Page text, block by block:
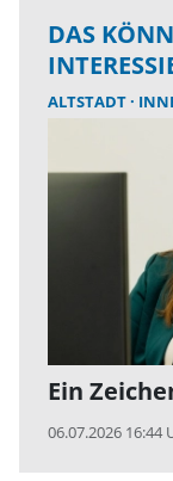
DAS
ALTSTADT
Ein
06.07.2026 16:44